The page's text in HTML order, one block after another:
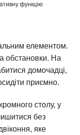
функцію
елементом.
обстановки. На
домочадці,
приємно.
столу, у
без
яке